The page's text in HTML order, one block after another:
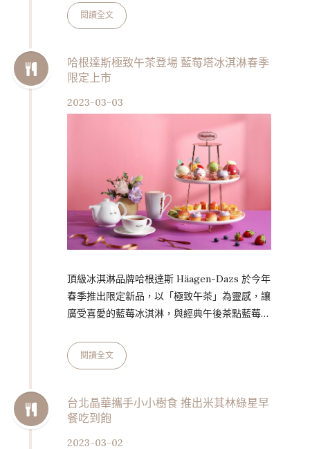
廠與研發室兩個作業空間，導致工作流程流失時
間成本，加上旺季時得分隔兩處作業。他考量團
表示：「我喜歡團隊在同一空間一起做事。」
雖然原先舊店的基礎得打掉重來，但搬新家也是
2019年開店之初，他曾提出「跟著麵包去旅
閱讀全文
哈根達斯極致午茶登場 藍莓塔冰淇淋春季
限定上市
2023-03-03
頂級冰淇淋品牌哈根達斯 Häagen-Dazs 於今年
春季推出限定新品，以「極致午茶」為靈感，讓
廣受喜愛的藍莓冰淇淋，與經典午後茶點藍莓塔
酸甜藍莓果醬，將春日感受集結在多層次美味體
驗中。此外，門市也同步推出春日午茶與迪士尼
從日常品味、專屬享受到歡聚慶祝時刻一應俱全
的春日極致午茶，慶祝美好春季到來。 春日享
閱讀全文
台北晶華攜手小小樹食 推出米其林綠星早
餐吃到飽
2023-03-02